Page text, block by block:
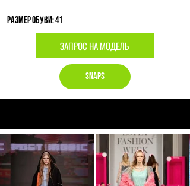
Размер обуви: 41
ЗАПРОС НА МОДЕЛЬ
Snaps